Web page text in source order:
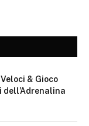
& Gioco
dell’Adrenalina